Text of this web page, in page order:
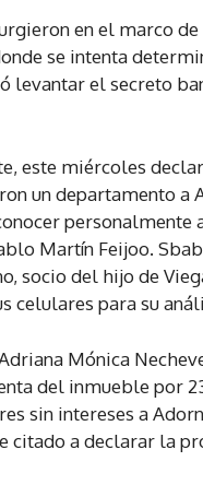
en el marco
se intenta
levantar el secreto
este miércoles
un departamento a
personalmente
Martín Feijoo.
socio del hijo de
celulares para su
Mónica
del inmueble por
sin intereses a
citado a declarar la